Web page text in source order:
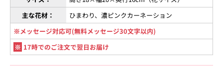
主な花材：
ひまわり、濃ピンクカーネーション
※メッセージ対応可(無料メッセージ30文字以内)
※ 17時でのご注文で翌日お届け